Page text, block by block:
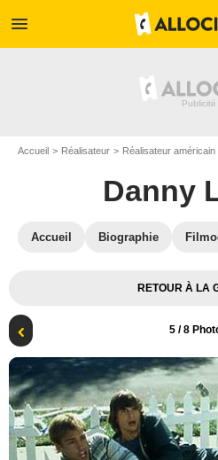
menu
Accueil Réalisateur Réalisateur américain
Danny
Accueil Biographie
RETOUR À LA
5 / 8